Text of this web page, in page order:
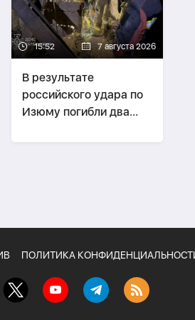
15:52 7 августа 2026
В результате
российского удара по
Изюму погибли два
ПОЛИТИКА